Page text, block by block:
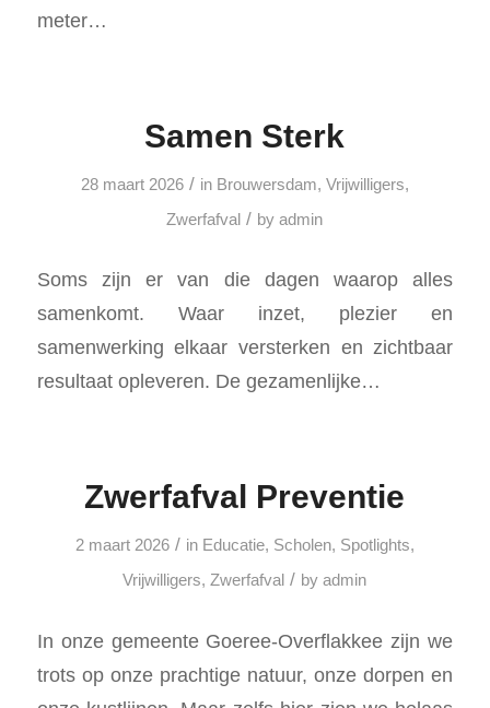
meter…
Samen Sterk
28 maart 2026 / in Brouwersdam, Vrijwilligers,
Zwerfafval / byadmin
Soms zijn er van die dagen waarop alles
samenkomt. Waar inzet, plezier en
samenwerking elkaar versterken en zichtbaar
resultaat opleveren. De gezamenlijke…
Zwerfafval Preventie
2 maart 2026 / in Educatie, Scholen, Spotlights,
Vrijwilligers,Zwerfafval / byadmin
In onze gemeente Goeree-Overflakkee zijn we
trots op onze prachtige natuur, onze dorpen en